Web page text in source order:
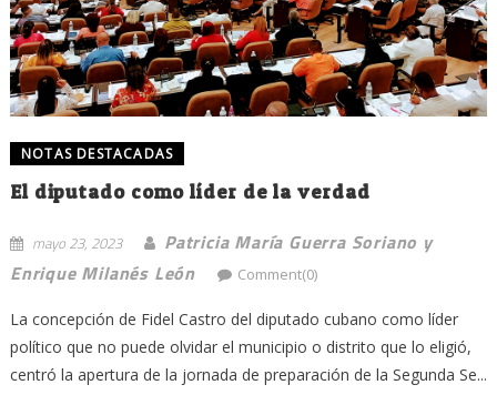
NOTAS DESTACADAS
El diputado como líder de la verdad
mayo 23, 2023
Patricia María Guerra Soriano y
Enrique Milanés León
Comment(0)
La concepción de Fidel Castro del diputado cubano como líder
político que no puede olvidar el municipio o distrito que lo eligió,
centró la apertura de la jornada de preparación de la Segunda Se...